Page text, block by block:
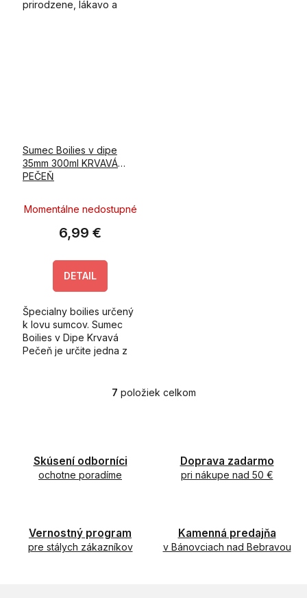
prirodzene, lákavo a
Sumec Boilies v dipe
35mm 300ml KRVAVÁ
PEČEŇ
Momentálne nedostupné
6,99 €
DETAIL
Špecialny boilies určený
k lovu sumcov. Sumec
Boilies v Dipe Krvavá
Pečeň je určite jedna z
O
7 položiek celkom
Skúsení odborníci
ochotne poradíme
Doprava zadarmo
pri nákupe nad 50 €
Vernostný program
pre stálych zákazníkov
Kamenná predajňa
v Bánovciach nad Bebravou